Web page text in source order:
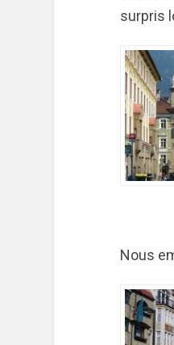
surpris
Nous